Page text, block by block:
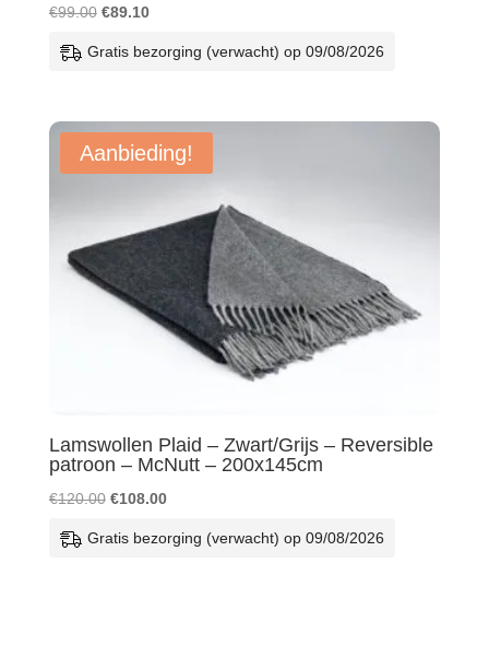
€99.00 Oorspronkelijke
€89.10Huidige
Gratis bezorging (verwacht) op 09/08/2026
Aanbieding!
Lamswollen Plaid – Zwart/Grijs – Reversible
patroon – McNutt – 200x145cm
€120.00 Oorspronkelijke
€108.00Huidige
Gratis bezorging (verwacht) op 09/08/2026